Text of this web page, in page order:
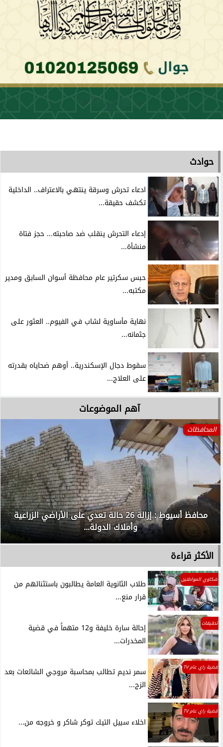
حوادث
ادعاء تحرش وسرقة ينتهي بالاعتراف.. الداخلية
تكشف حقيقة...
إدعاء التحرش ينقلب ضد صاحبته... حجز فتاة
منشأة...
حبس سكرتير عام محافظة أسوان السابق ومدير
مكتبه...
نهاية مأساوية لشاب في الفيوم.. العثور على
جثمانه...
سقوط دجال الإسكندرية.. أوهم ضحاياه بقدرته
على العلاج...
آهم الموضوعات
المحافظات
محافظ أسيوط : إزالة 26 حالة تعدي على الأراضي الزراعية
وأملاك الدولة...
الأكثر قراءة
شكاوي المواطنين
طلاب الثانوية العامة يطالبون باستثنائهم من
قرار منع...
تحقيقات
إحالة سارة خليفة و12 متهماً في قضية
المخدرات...
قضية راي عام TV
سمر نديم تطالب بمحاسبة مروجي الشائعات بعد
الزج...
قضية راي عام TV
اخلاء سبيل التيك توكر شاكر و خروجه من...